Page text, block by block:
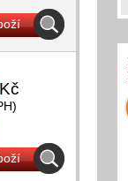
Kč